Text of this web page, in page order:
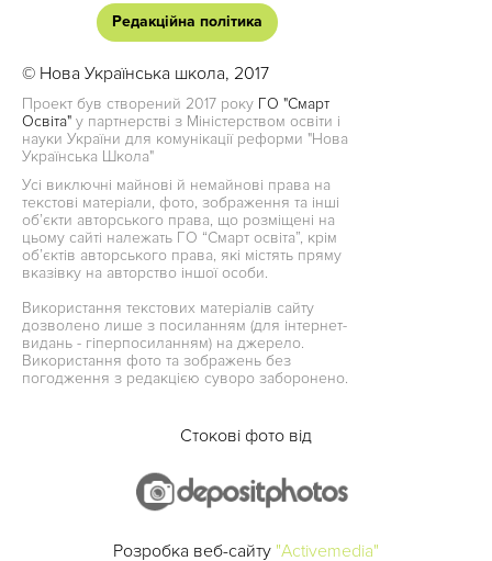
Редакційна політика
© Нова Українська школа, 2017
Проект був створений 2017 року ГО "Смарт
Освіта" у партнерстві з Міністерством освіти і
науки України для комунікації реформи "Нова
Українська Школа"
Усі виключні майнові й немайнові права на
текстові матеріали, фото, зображення та інші
об’єкти авторського права, що розміщені на
цьому сайті належать ГО “Смарт освіта”, крім
об’єктів авторського права, які містять пряму
вказівку на авторство іншої особи.
Використання текстових матеріалів сайту
дозволено лише з посиланням (для інтернет-
видань - гіперпосиланням) на джерело.
Використання фото та зображень без
погодження з редакцією суворо заборонено.
Стокові фото від
Розробка веб-сайту "Activemedia"